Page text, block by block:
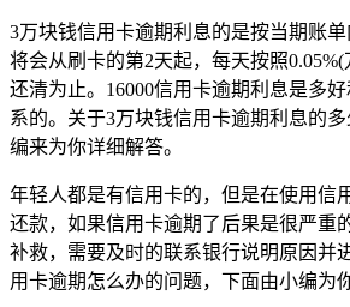
3万块钱信用卡逾期利息的是按当期账
将会从刷卡的第2天起，每天按照0.05%(
还清为止。16000信用卡逾期利息是多
系的。关于3万块钱信用卡逾期利息的
编来为你详细解答。
年轻人都是有信用卡的，但是在使用信
还款，如果信用卡逾期了后果是很严重
补救，需要及时的联系银行说明原因并
用卡逾期怎么办的问题，下面由小编为